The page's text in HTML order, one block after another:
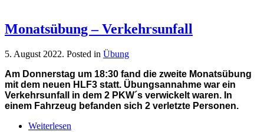
Monatsübung – Verkehrsunfall
5. August 2022. Posted in Übung
Am Donnerstag um 18:30 fand die zweite Monatsübung
mit dem neuen HLF3 statt. Übungsannahme war ein
Verkehrsunfall in dem 2 PKW´s verwickelt waren. In
einem Fahrzeug befanden sich 2 verletzte Personen.
Weiterlesen